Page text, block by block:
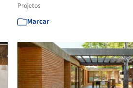
Projetos
Marcar